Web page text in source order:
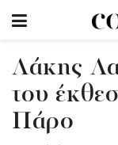
Λάκης
του
Πάρο